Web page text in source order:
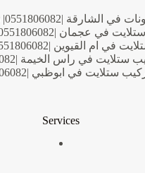
|0551806082| تركيب تلفزيونات
في عجمان |0551806082| خبرة سنين
ام القيوين |0551806082| تركيب دش
ستلايت في راس الخيمة |0551806082
ستلايت في ابوظبي |0551806082
Services